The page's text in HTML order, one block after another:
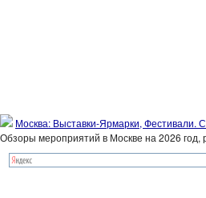
Москва: Выставки-Ярмарки, Фестивали.
Обзоры мероприятий в Москве на 2026